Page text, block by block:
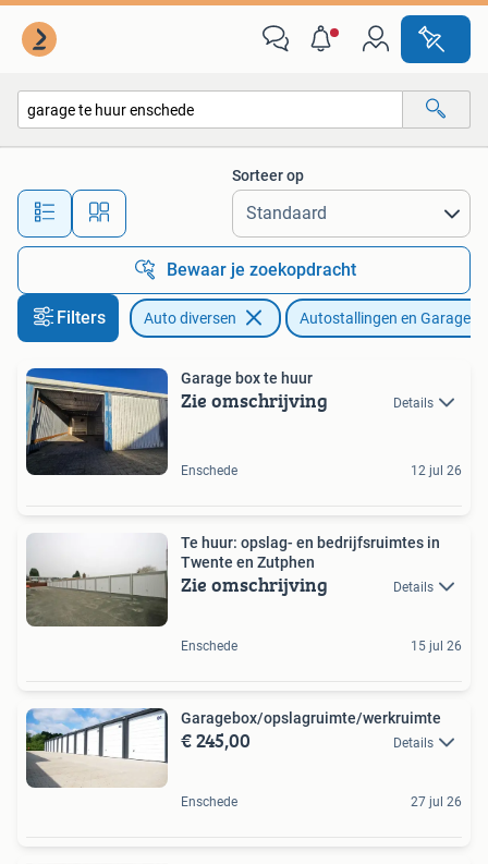
Alle afstanden…
Sorteer op
Bewaar je zoekopdracht
Filters Auto diversen Autostallingen en Garages
Garage box te huur
Zie omschrijving Details
Enschede 12 jul 26
Te huur: opslag- en bedrijfsruimtes in
Twente en Zutphen
Zie omschrijving Details
Enschede 15 jul 26
Garagebox/opslagruimte/werkruimte
€ 245,00 Details
Enschede 27 jul 26